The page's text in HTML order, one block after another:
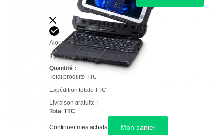
Ajouté au panier
Il y a 1 produit dans votre panier.
Quantité :
Total produits TTC
Expédition totale TTC
Livraison gratuite !
Total TTC
Continuer mes achats Mon panier